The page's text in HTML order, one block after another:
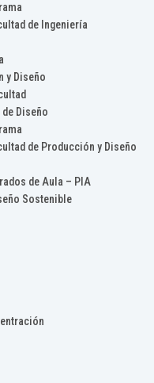
de Ingeniería
y Diseño
Diseño
de Producción y Diseño
de Aula – PIA
Sostenible